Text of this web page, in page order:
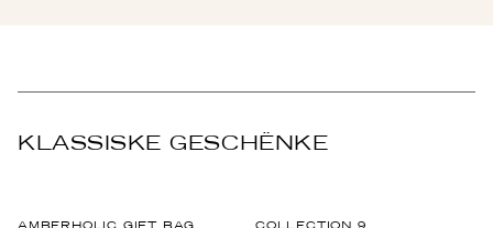
KLASSISKE GESCHËNKE